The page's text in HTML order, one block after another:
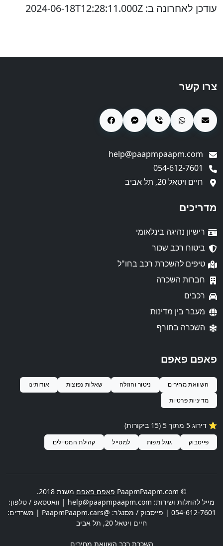
עודכן לאחרונה ב: 2024-06-18T12:28:11.000Z
צרו קשר
חיים ויטאל 20, תל אביב
מדריכים
רישיון נהיגה בינלאומי
ביטוח רכב שכור
טיפים להשכרת רכב בחו"ל
חברות השכרה
רכבים
מעבר בין מדינות
השכרה בחורף
פאפם פאפם
השוואת מחירים ניטור והוזלה שאלות נפוצות
אודותינו
מדיניות פרטיות
⭐️ דירוג 5 מתוך 5 (15 ביקורות)
פייסבוק גוגל מפות למטייל קהילת המטיילים
© PaapmPaapm.com פאפם פאפם משנת 2018.
מייל להוזלות ושירות: help@paapmpaapm.com | וואטסאפ / טלפון:
054-612-7601 | פייסבוק / מסנג'ר: @PaapmPaapm.cars | משרדים:
חיים ויטאל 20
, תל אביב
השכרת רכב השוואת מחירים